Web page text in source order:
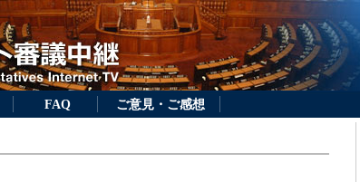
FAQ ご意見・ご感想